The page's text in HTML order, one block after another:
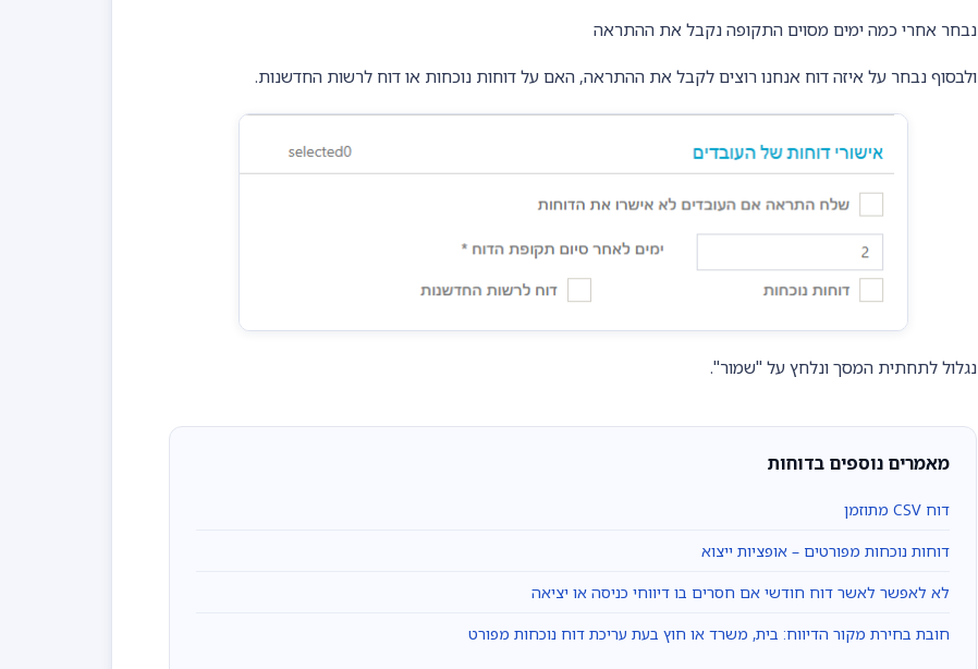
נבחר אחרי כמה ימים מסוים התקופה נקבל את ההתראה
ולבסוף נבחר על איזה דוח אנחנו רוצים לקבל את ההתראה, האם על דוחות נוכחות או דוח לרשות החדשנות.
נגלול לתחתית המסך ונלחץ על "שמור".
מאמרים נוספים בדוחות
דוח CSV מתוזמן
דוחות נוכחות מפורטים – אופציות ייצוא
לא לאפשר לאשר דוח חודשי אם חסרים בו דיווחי כניסה או יציאה
חובת בחירת מקור הדיווח: בית, משרד או חוץ בעת עריכת דוח נוכחות מפורט